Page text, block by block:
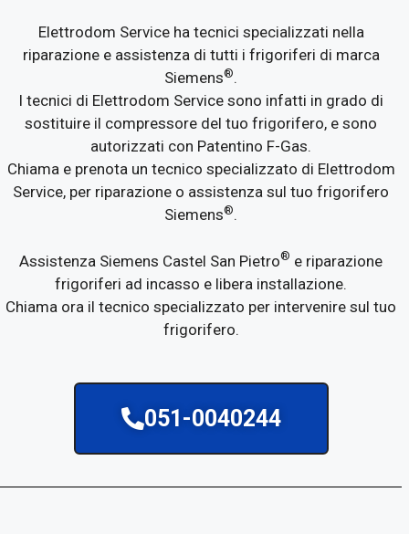
Elettrodom Service ha tecnici specializzati nella
riparazione e assistenza di tutti i frigoriferi di marca
Siemens®.
I tecnici di Elettrodom Service sono infatti in grado di
sostituire il compressore del tuo frigorifero, e sono
autorizzati con Patentino F-Gas.
Chiama e prenota un tecnico specializzato di Elettrodom
Service, per riparazione o assistenza sul tuo frigorifero
Siemens®.
Assistenza Siemens Castel San Pietro® e riparazione
frigoriferi ad incasso e libera installazione.
Chiama ora il tecnico specializzato per intervenire sul tuo
frigorifero.
051-0040244